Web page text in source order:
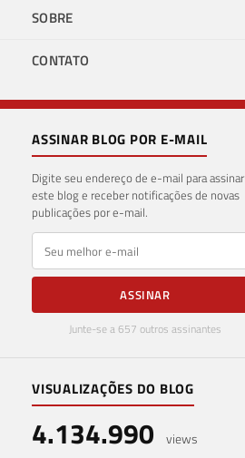
SOBRE
CONTATO
ASSINAR BLOG POR E-MAIL
Digite seu endereço de e-mail para assinar
este blog e receber notificações de novas
publicações por e-mail.
E-mail
ASSINAR
Junte-se a 657 outros assinantes
VISUALIZAÇÕES DO BLOG
4.134.990 views